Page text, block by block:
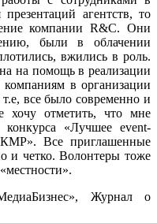
агентств, то
компании R&C. Они
были в облачении
вжились в роль.
на помощь в реализации
в организации
все было современно и
хочу отметить, что мне
конкурса «Лучшее event-
Все приглашенные
и четко. Волонтеры тоже
Журнал о